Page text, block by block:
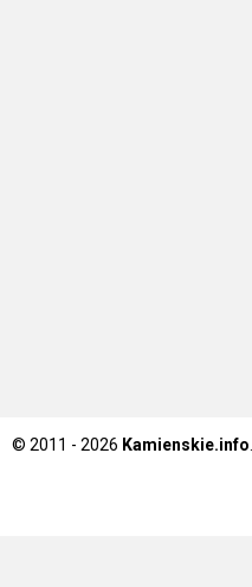
© 2011 - 2026 Kamienskie.info